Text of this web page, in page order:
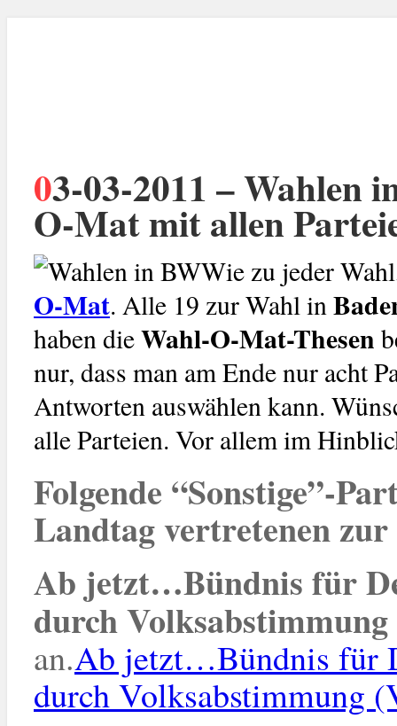
03-03-2011 – Wahlen in Baden-Württemberg: Wahl-
O-Mat mit allen
Wie zu jeder
O-Mat. Alle 19 zur Wahl in
haben dieWahl-O-Mat-Thesen
nur, dass man am Ende nur acht
Antworten auswählen kann.
alle Parteien. Vor allem im
Folgende “Sonstige”-
Landtag vertretenen
Ab jetzt…Bündnis für
durch Volksabstimmung
an.Ab jetzt…Bündnis für
durch Volksabstimmung